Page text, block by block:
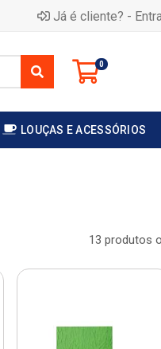
Já é cliente? -
0
LOUÇAS E ACESSÓRIOS
13 produtos